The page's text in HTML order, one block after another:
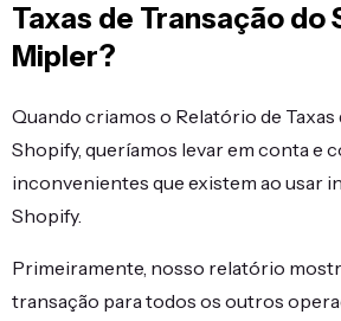
Taxas de Transação do
Mipler?
Quando criamos o Relatório de Taxas
Shopify, queríamos levar em conta e
inconvenientes que existem ao usar
Shopify.
Primeiramente, nosso relatório
transação para todos os outros